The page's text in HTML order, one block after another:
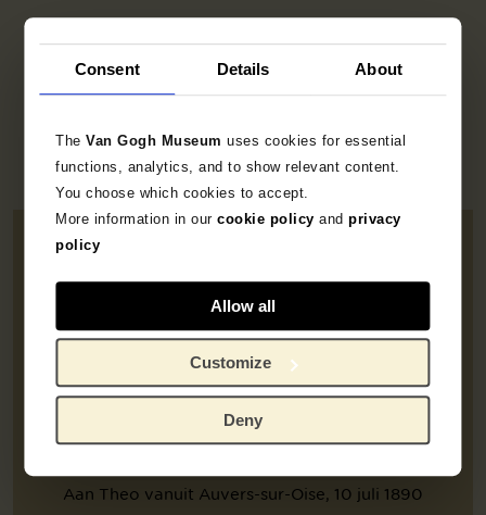
Consent Details About
TheVan Gogh Museumuses cookies for essential
functions, analytics, and to show relevant content.
You choose which cookies to accept.
More information in ourcookie policy andprivacy
policy
Allow all
Customize
Deny
In zijn brieven zijn aanwijzingen dat hij
mentaal uit balans was:
‘mijn leven is aan de
wortel aangetast, ook ik
sta niet meer stevig op
mijn benen’
Aan Theo vanuit Auvers-sur-Oise, 10 juli 1890